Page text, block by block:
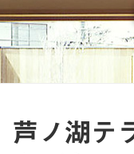
芦ノ湖テ